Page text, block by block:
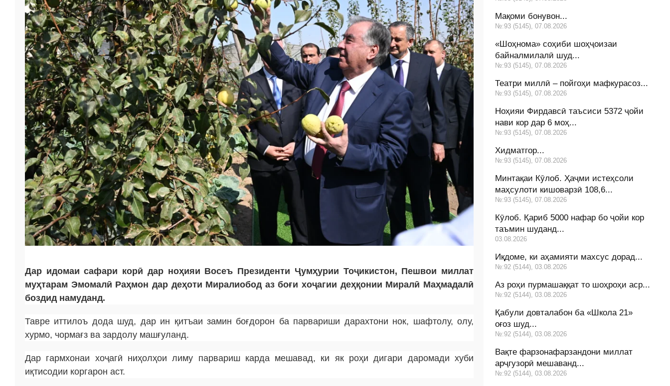
Дар идомаи сафари корӣ дар ноҳияи Восеъ Президенти Ҷумҳурии Тоҷикистон, Пешвои миллат
муҳтарам Эмомалӣ Раҳмон дар деҳоти Миралиобод аз боғи хоҷагии деҳқонии Миралӣ Маҳмадалӣ
боздид намуданд.
Тавре иттилоъ дода шуд, дар ин қитъаи замин боғдорон ба парвариши дарахтони нок, шафтолу, олу,
хурмо, чормағз ва зардолу машғуланд.
Дар гармхонаи хоҷагӣ ниҳолҳои лиму парвариш карда мешавад, ки як роҳи дигари даромади хуби
иқтисодии коргарон аст.
Мақоми бонувон...
№:93 (5145), 07.08.2026
«Шоҳнома» соҳиби шоҳҷоизаи
байналмилалӣ шуд...
№:93 (5145), 07.08.2026
Театри миллӣ – пойгоҳи мафкурасоз...
№:93 (5145), 07.08.2026
Ноҳияи Фирдавсӣ таъсиси 5372 ҷойи
нави кор дар 6 моҳ...
№:93 (5145), 07.08.2026
Хидматгор...
№:93 (5145), 07.08.2026
Минтақаи Кӯлоб. Ҳаҷми истеҳсоли
маҳсулоти кишоварзӣ 108,6...
№:93 (5145), 07.08.2026
Кӯлоб. Қариб 5000 нафар бо ҷойи кор
таъмин шуданд...
03.08.2026
Иқдоме, ки аҳамияти махсус дорад...
№:92 (5144), 03.08.2026
Аз роҳи пурмашаққат то шоҳроҳи аср...
№:92 (5144), 03.08.2026
Қабули довталабон ба «Школа 21»
оғоз шуд...
№:92 (5144), 03.08.2026
Вақте фарзонафарзандони миллат
арҷгузорӣ мешаванд...
№:92 (5144), 03.08.2026